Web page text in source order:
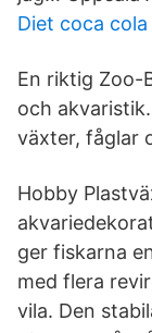
Diet coca
En riktig Zoo-
och
växter, fåglar
Hobby
ger fiskarna
med flera
vila. Den